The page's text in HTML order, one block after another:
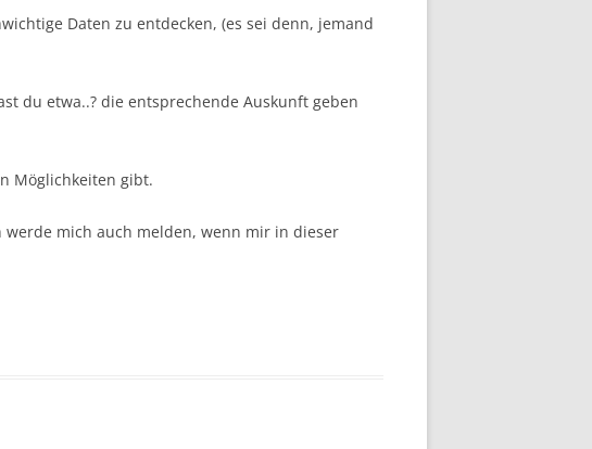
Daten zu entdecken, (es sei denn, jemand
du etwa..? die entsprechende Auskunft geben
Möglichkeiten gibt.
mich auch melden, wenn mir in dieser